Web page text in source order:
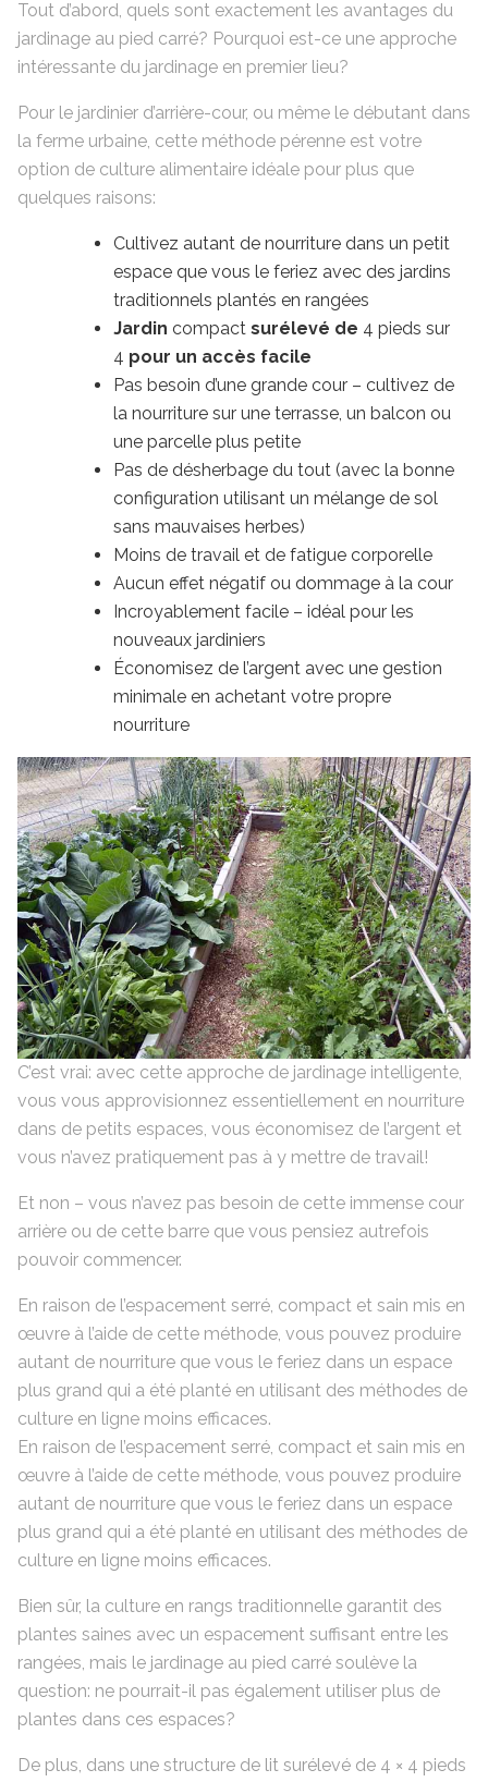
Tout d’abord, quels sont exactement les avantages du
jardinage au pied carré? Pourquoi est-ce une approche
intéressante du jardinage en premier lieu?
Pour le jardinier d’arrière-cour, ou même le débutant dans
la ferme urbaine, cette méthode pérenne est votre
option de culture alimentaire idéale pour plus que
quelques raisons:
Cultivez autant de nourriture dans un petit
espace que vous le feriez avec des jardins
traditionnels plantés en rangées
Jardin compact surélevé de 4 pieds sur
4 pour un accès facile
Pas besoin d’une grande cour – cultivez de
la nourriture sur une terrasse, un balcon ou
une parcelle plus petite
Pas de désherbage du tout (avec la bonne
configuration utilisant un mélange de sol
sans mauvaises herbes)
Moins de travail et de fatigue corporelle
Aucun effet négatif ou dommage à la cour
Incroyablement facile – idéal pour les
nouveaux jardiniers
Économisez de l’argent avec une gestion
minimale en achetant votre propre
nourriture
C’est vrai: avec cette approche de jardinage intelligente,
vous vous approvisionnez essentiellement en nourriture
dans de petits espaces, vous économisez de l’argent et
vous n’avez pratiquement pas à y mettre de travail!
Et non – vous n’avez pas besoin de cette immense cour
arrière ou de cette barre que vous pensiez autrefois
pouvoir commencer.
En raison de l’espacement serré, compact et sain mis en
œuvre à l’aide de cette méthode, vous pouvez produire
autant de nourriture que vous le feriez dans un espace
plus grand qui a été planté en utilisant des méthodes de
culture en ligne moins efficaces.
En raison de l’espacement serré, compact et sain mis en
œuvre à l’aide de cette méthode, vous pouvez produire
autant de nourriture que vous le feriez dans un espace
plus grand qui a été planté en utilisant des méthodes de
culture en ligne moins efficaces.
Bien sûr, la culture en rangs traditionnelle garantit des
plantes saines avec un espacement suffisant entre les
rangées, mais le jardinage au pied carré soulève la
question: ne pourrait-il pas également utiliser plus de
plantes dans ces espaces?
De plus, dans une structure de lit surélevé de 4 × 4 pieds